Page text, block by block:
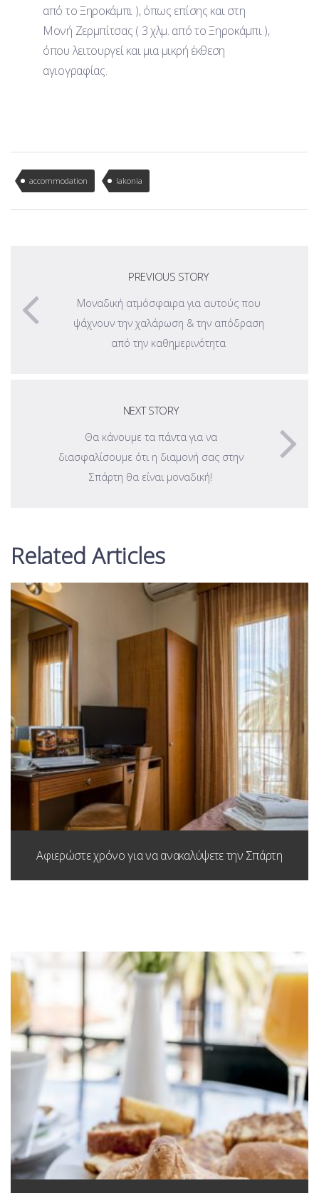
από το Ξηροκάμπι ), όπως επίσης και στη
Μονή Ζερμπίτσας ( 3 χλμ. από το Ξηροκάμπι ),
όπου λειτουργεί και μια μικρή έκθεση
αγιογραφίας.
accommodation lakonia
PREVIOUS STORY
Μοναδική ατμόσφαιρα για αυτούς που
ψάχνουν την χαλάρωση & την απόδραση
από την καθημερινότητα
NEXT STORY
Θα κάνουμε τα πάντα για να
διασφαλίσουμε ότι η διαμονή σας στην
Σπάρτη θα είναι μοναδική!
Related Articles
Αφιερώστε χρόνο για να ανακαλύψετε την Σπάρτη